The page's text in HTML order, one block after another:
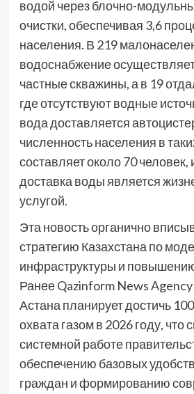
водой через блочно-
очистки, обеспечивая 3,6
населения. В 219
водоснабжение
частные скважины, а в 19
где отсутствуют водные
вода доставляется
численность населения в
составляет около 70 человек,
доставка воды является
услугой.
Эта новость органично
стратегию Казахстана по
инфраструктуры и
Ранее Qazinform News
Астана планирует достичь
охвата газом в 2026 году, что
системной работе
обеспечению базовых
граждан и формированию